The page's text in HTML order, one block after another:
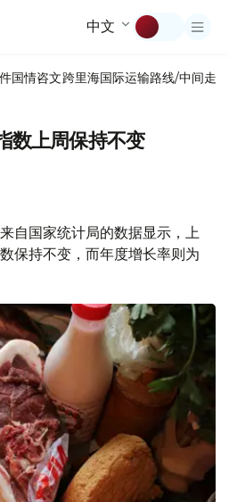
中文
国情咨文跨里海国际运输路线/中间走廊
数上周保持不变
自国家统计局的数据显示，上
保持不变，而年度增长率则为